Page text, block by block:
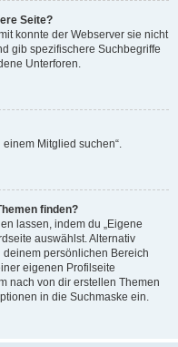
Seite?
konnte der Webserver sie nicht
gib spezifischere Suchbegriffe
Unterforen.
Mitglied suchen“.
finden?
lassen, indem du „Eigene
auswählst. Alternativ
deinem persönlichen Bereich
eigenen Profilseite
nach von dir erstellen Themen
in die Suchmaske ein.